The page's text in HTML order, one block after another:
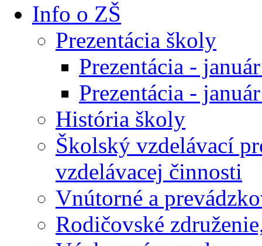
Info o ZŠ
Prezentácia školy
Prezentácia -
Prezentácia -
História školy
Školský vzdelávací
vzdelávacej činnosti
Vnútorné a
Rodičovské